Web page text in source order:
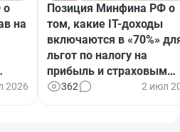
о
на
2026
Позиция Минфина РФ о
том, какие IT-доходы
включаются в «70%»
льгот по налогу на
прибыль и страховым
взносам
362 2 июл